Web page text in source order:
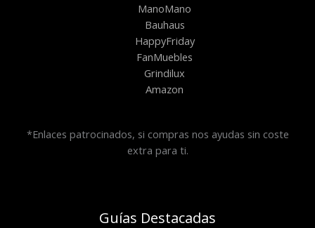
ManoMano
Bauhaus
HappyFriday
FanMuebles
Grindilux
Amazon
*Enlaces patrocinados, si compras nos ayudas sin coste
extra para ti.
Guías Destacadas